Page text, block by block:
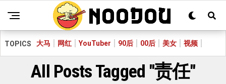
TOPICS 大马 网红 YouTuber 90后 00后 美女 视频
All Posts Tagged "责任"